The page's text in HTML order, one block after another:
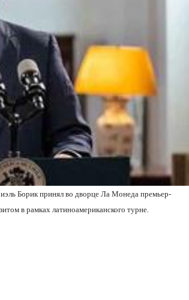
Борик принял во дворце Ла Монеда премьер-
в рамках латиноамериканского турне.